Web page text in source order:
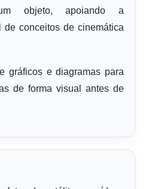
objeto, apoiando a
de conceitos de cinemática
gráficos e diagramas para
de forma visual antes de